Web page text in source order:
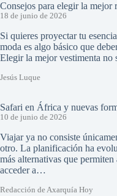
Consejos para elegir la mejor
18 de junio de 2026
Si quieres proyectar tu
moda es algo básico que
Elegir la mejor vestimenta
Jesús Luque
Safari en África y nuevas
10 de junio de 2026
Viajar ya no consiste
otro. La planificación ha
más alternativas que
acceder a…
Redacción de Axarquía Hoy